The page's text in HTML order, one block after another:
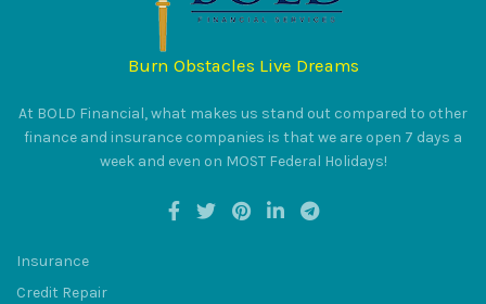
Burn Obstacles Live Dreams
At BOLD Financial, what makes us stand out compared to other
finance and insurance companies is that we are open 7 days a
week and even on MOST Federal Holidays!
Insurance
Credit Repair